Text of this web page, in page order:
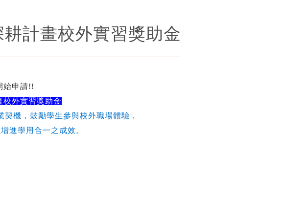
計畫校外實習獎助金
始申請!!
校外實習獎助金
機，鼓勵學生參與校外職場體驗，
進學用合一之成效。